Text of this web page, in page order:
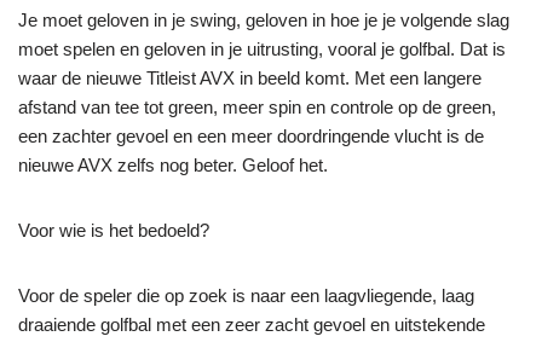
Je moet geloven in je swing, geloven in hoe je je volgende slag
moet spelen en geloven in je uitrusting, vooral je golfbal. Dat is
waar de nieuwe Titleist AVX in beeld komt. Met een langere
afstand van tee tot green, meer spin en controle op de green,
een zachter gevoel en een meer doordringende vlucht is de
nieuwe AVX zelfs nog beter. Geloof het.
Voor wie is het bedoeld?
Voor de speler die op zoek is naar een laagvliegende, laag
draaiende golfbal met een zeer zacht gevoel en uitstekende